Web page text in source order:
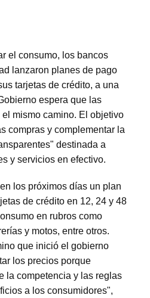
el consumo, los bancos
lanzaron planes de pago
tarjetas de crédito, a una
espera que las
mismo camino. El objetivo
compras y complementar la
destinada a
y servicios en efectivo.
los próximos días un plan
de crédito en 12, 24 y 48
en rubros como
y motos, entre otros.
que inició el gobierno
los precios porque
la competencia y las reglas
a los consumidores",